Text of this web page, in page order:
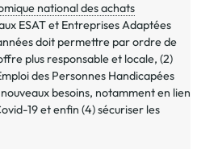
national des achats
ESAT et Entreprises Adaptées
doit permettre par ordre de
plus responsable et locale, (2)
des Personnes Handicapées
besoins, notamment en lien
19 et enfin (4) sécuriser les